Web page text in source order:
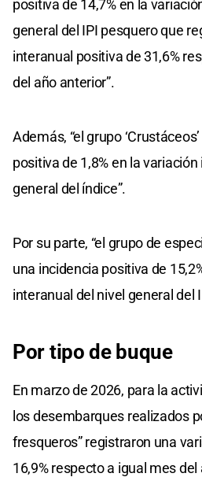
positiva de 14,7% en la
general del IPI pesquero que
interanual positiva de 31,6%
del año anterior”.
Además, “el grupo
positiva de 1,8% en la
general del índice”.
Por su parte, “el grupo de
una incidencia positiva de
interanual del nivel general del
Por tipo de buque
En marzo de 2026, para la
los desembarques realizados
fresqueros” registraron una
16,9% respecto a igual mes